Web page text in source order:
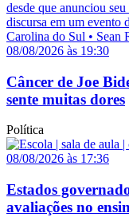
08/08/2026 às 19:30
Câncer de Joe
sente muitas dores
Política
08/08/2026 às 17:36
Estados
avaliações no